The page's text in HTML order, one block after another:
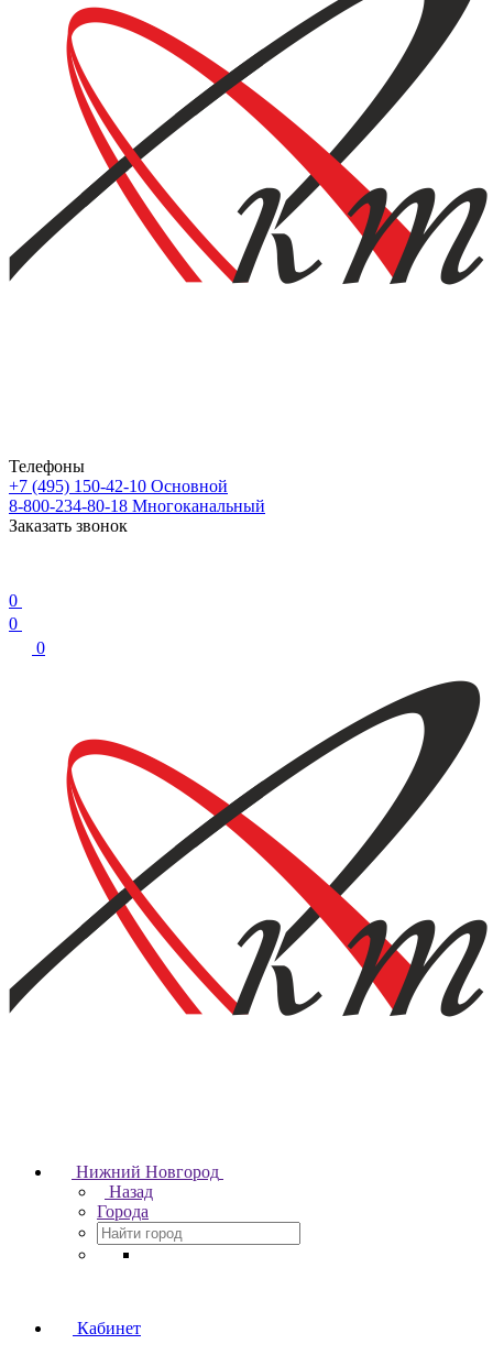
Телефоны
+7 (495) 150-42-10 Основной
8-800-234-80-18 Многоканальный
Заказать звонок
0
0
0
Нижний Новгород
Назад
Города
Кабинет